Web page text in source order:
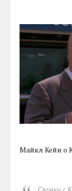
Майкл Кейн о
Съемки с